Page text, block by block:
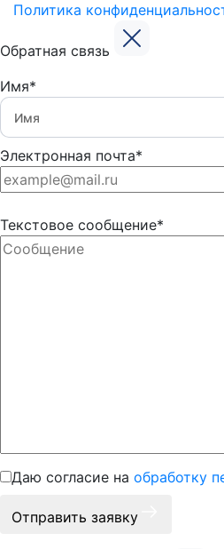
Политика
Обратная связь
Имя*
Электронная почта*
Текстовое сообщение*
Даю согласие на обработку
Отправить заявку